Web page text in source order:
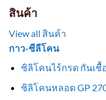
สินค้า
View all สินค้า
กาว-ซีลีโคน
ซิลิโคนไร้กรด กันเชื้
ซิลิโคนหลอด GP